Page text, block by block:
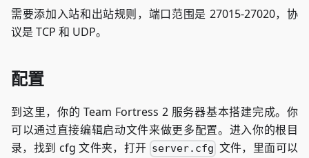
需要添加入站和出站规则，端口范围是 27015-27020，协
议是 TCP 和 UDP。
配置
到这里，你的 Team Fortress 2 服务器基本搭建完成。你
可以通过直接编辑启动文件来做更多配置。进入你的根目
录，找到 cfg 文件夹，打开 server.cfg 文件，里面可以